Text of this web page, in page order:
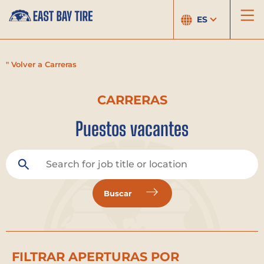
ES
" Volver a Carreras
CARRERAS
Puestos vacantes
Buscar
FILTRAR APERTURAS POR